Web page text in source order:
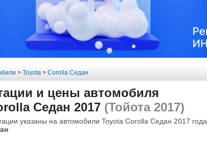
> Toyota> Corolla Седан
и цены автомобиля
Седан 2017(Тойота 2017)
указаны на автомобили Toyota Corolla Седан 2017 года.